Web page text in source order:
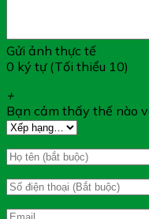
Đối Tượng Sử
PHARBACO:
Gửi ảnh thực tế
0 ký tự (Tối thiểu 10)
+
Bạn cảm thấy thế nào